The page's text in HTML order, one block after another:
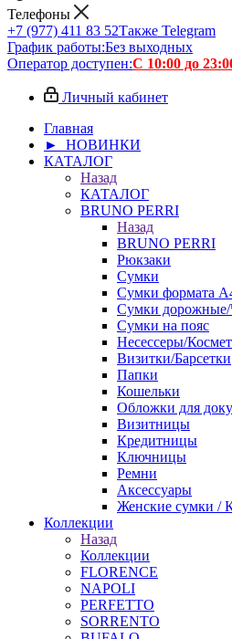
Телефоны
+7 (977) 411 83 52Также Telegram
График работы:Без выходных
Оператор доступен:С 10:00 до
Личный кабинет
Главная
► НОВИНКИ
КАТАЛОГ
Назад
КАТАЛОГ
BRUNO PERRI
Назад
BRUNO PERRI
Рюкзаки
Сумки
Сумки формата
Сумки
Сумки на пояс
Несессеры/
Визитки/Барсетки
Папки
Кошельки
Обложки для
Визитницы
Кредитницы
Ключницы
Ремни
Аксессуары
Женские сумки /
Коллекции
Назад
Коллекции
FLORENCE
NAPOLI
PERFETTO
SORRENTO